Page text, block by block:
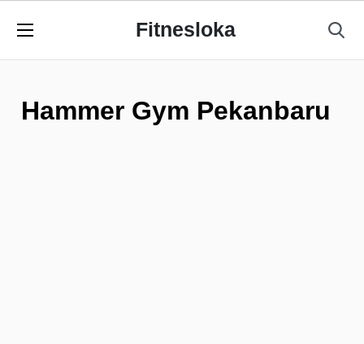
Fitnesloka
Hammer Gym Pekanbaru